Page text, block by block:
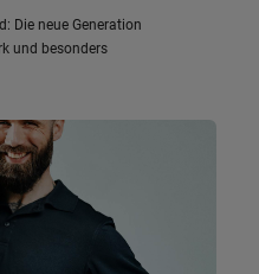
Die neue Generation
und besonders